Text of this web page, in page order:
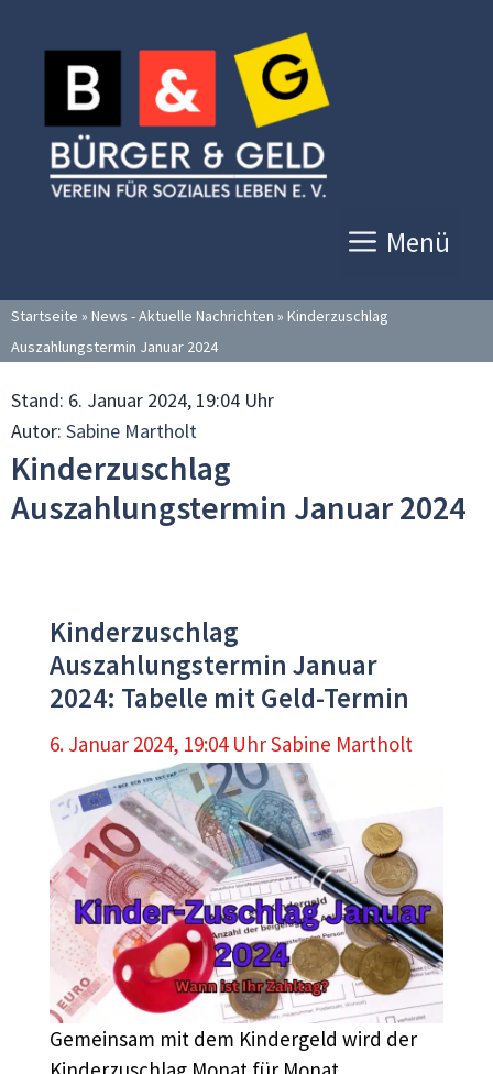
Inhalt
springen
Menü
Startseite » News - Aktuelle Nachrichten » Kinderzuschlag
Auszahlungstermin Januar 2024
Stand: 6. Januar 2024, 19:04 Uhr
Autor: Sabine Martholt
Kinderzuschlag
Auszahlungstermin Januar 2024
Kinderzuschlag
Auszahlungstermin Januar
2024: Tabelle mit Geld-Termin
6. Januar 2024, 19:04 UhrSabine Martholt
Gemeinsam mit dem Kindergeld wird der